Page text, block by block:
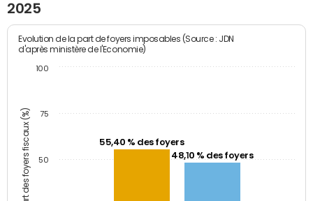
2025
Part des foyers fiscaux (%)
Evolution de la part de foyers imposables (Source : JDN
d'après ministère de l'Economie)
55,40 % des foyers
48,10 % des foyers
50
75
100